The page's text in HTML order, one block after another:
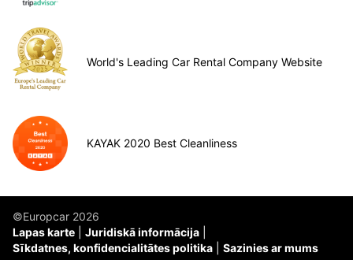
World's Leading Car Rental Company Website
KAYAK 2020 Best Cleanliness
©Europcar 2026
Lapas karte
Juridiskā informācija
Sīkdatnes, konfidencialitātes politika
Sazinies ar mums